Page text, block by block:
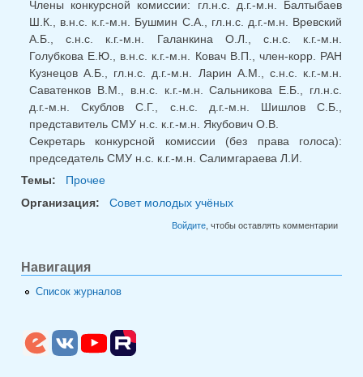
Члены конкурсной комиссии: гл.н.с. д.г.-м.н. Балтыбаев
Ш.К., в.н.с. к.г.-м.н. Бушмин С.А., гл.н.с. д.г.-м.н. Вревский
А.Б., с.н.с. к.г.-м.н. Галанкина О.Л., с.н.с. к.г.-м.н.
Голубкова Е.Ю., в.н.с. к.г.-м.н. Ковач В.П., член-корр. РАН
Кузнецов А.Б., гл.н.с. д.г.-м.н. Ларин А.М., с.н.с. к.г.-м.н.
Саватенков В.М., в.н.с. к.г.-м.н. Сальникова Е.Б., гл.н.с.
д.г.-м.н. Скублов С.Г., с.н.с. д.г.-м.н. Шишлов С.Б.,
представитель СМУ н.с. к.г.-м.н. Якубович О.В.
Секретарь конкурсной комиссии (без права голоса):
председатель СМУ н.с. к.г.-м.н. Салимгараева Л.И.
Темы:
Прочее
Организация:
Совет молодых учёных
Войдите, чтобы оставлять комментарии
Навигация
Список журналов